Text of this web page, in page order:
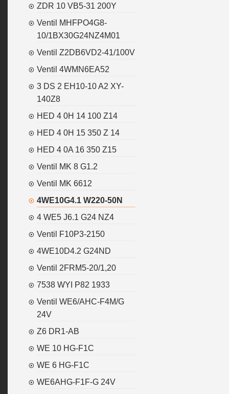
ZDR 10 VB5-31 200Y
Ventil MHFPO4G8-
10/1BX30G24NZ4M01
Ventil Z2DB6VD2-41/100V
Ventil 4WMN6EA52
3 DS 2 EH10-10 A2 XY-
140Z8
HED 4 0H 14 100 Z14
HED 4 0H 15 350 Z 14
HED 4 0A 16 350 Z15
Ventil MK 8 G1.2
Ventil MK 6612
4WE10G4.1 W220-50N
4 WE5 J6.1 G24 NZ4
Ventil F10P3-2150
4WE10D4.2 G24ND
Ventil 2FRM5-20/1,20
7538 WYI P82 1933
Ventil WE6/AHC-F4M/G
24V
Z6 DR1-AB
WE 10 HG-F1C
WE 6 HG-F1C
WE6AHG-F1F-G 24V